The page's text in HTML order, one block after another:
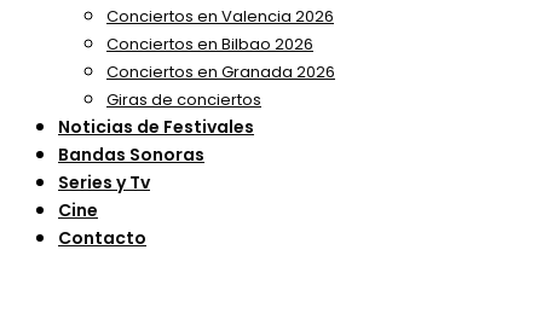
Conciertos en Valencia 2026
Conciertos en Bilbao 2026
Conciertos en Granada 2026
Giras de conciertos
Noticias de Festivales
Bandas Sonoras
Series y Tv
Cine
Contacto